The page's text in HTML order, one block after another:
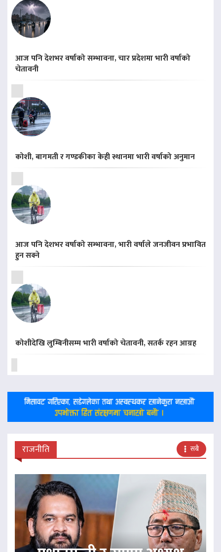
आज पनि देशभर वर्षाको सम्भावना, चार प्रदेशमा भारी वर्षाको
चेतावनी
कोशी, बागमती र गण्डकीका केही स्थानमा भारी वर्षाको अनुमान
आज पनि देशभर वर्षाको सम्भावना, भारी वर्षाले जनजीवन प्रभावित
हुन सक्ने
कोशीदेखि लुम्बिनीसम्म भारी वर्षाको चेतावनी, सतर्क रहन आग्रह
राजनीति सबै